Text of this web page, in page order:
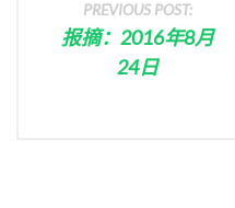
PREVIOUS POST:
报摘：2016年8月
24日